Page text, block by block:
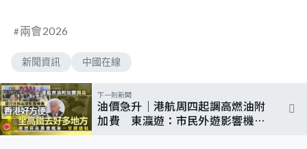
兩會2026
新聞資訊 中國在線
下一則新聞
油價急升｜港航周四起調高燃油附
加費 東瀛遊：市民外遊影響機會